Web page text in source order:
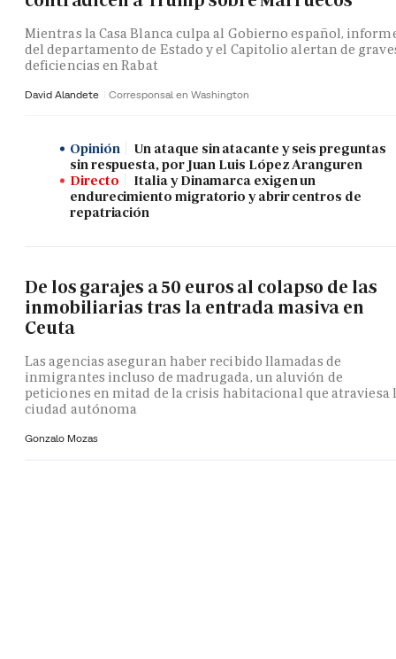
Mientras la Casa Blanca culpa al Gobierno español,
del departamento de Estado y el Capitolio alertan de
deficiencias en Rabat
David Alandete Corresponsal en Washington
Opinión
Un ataque sin atacante y seis preguntas
sin respuesta, por Juan Luis López Aranguren
Directo
Italia y Dinamarca exigen un
endurecimiento migratorio y abrir centros de
repatriación
De los garajes a 50 euros al colapso de las
inmobiliarias tras la entrada masiva en
Ceuta
Las agencias aseguran haber recibido llamadas de
inmigrantes incluso de madrugada, un aluvión de
peticiones en mitad de la crisis habitacional que atraviesa
ciudad autónoma
Gonzalo Mozas